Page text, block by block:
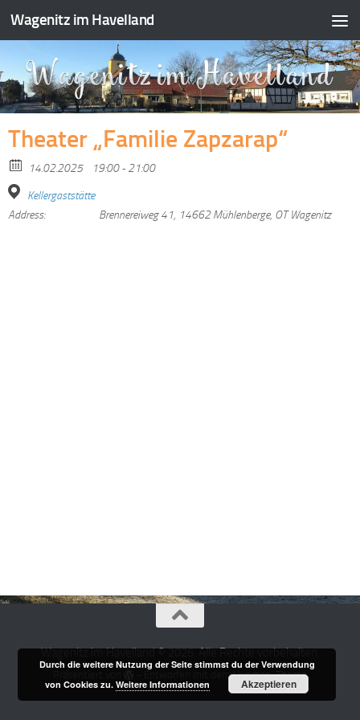
Zum Inhalt springen
Wagenitz im Havelland
Theater „Familie Zapzarap“
14.02.2025
19:00 - 21:00
Kellergaststätte
Address:
Brennereiweg 41, 14662 Mühlenberge, OT Wagenitz
Wagenitz im Havelland © 2026. Alle Rechte vorbehalten.
- Entworfen mit demHueman-Theme
Durch die weitere Nutzung der Seite stimmst du der Verwendung
von Cookies zu.Weitere Informationen Akzeptieren